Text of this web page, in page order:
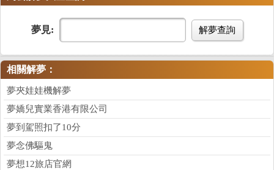
夢見: 解夢查詢
相關解夢：
夢夾娃娃機解夢
夢嬌兒實業香港有限公司
夢到駕照扣了10分
夢念佛驅鬼
夢想12旅店官網